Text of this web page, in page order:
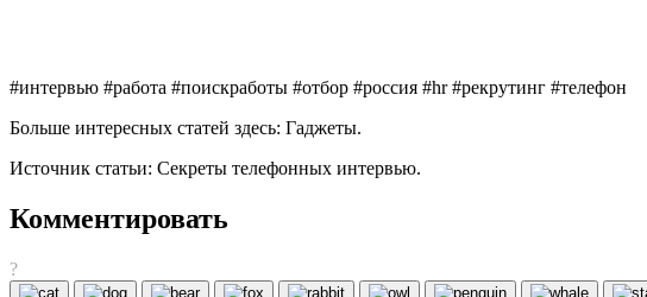
#интервью #работа #поискработы #отбор #россия #hr #рекрутинг #телефон
Больше интересных статей здесь: Гаджеты.
Источник статьи: Секреты телефонных интервью.
Комментировать
?